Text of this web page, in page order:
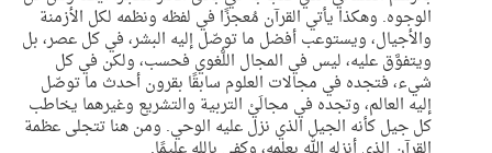
الوجوه. وهكذا يأتي القرآن مُعجزًا في لفظه ونظمه لكل الأزمنة
والأجيال، ويستوعب أفضل ما توصّل إليه البشر، في كل عصر، بل
ويتفوَّق عليه، ليس في المجال اللُّغوي فحسب، ولكن في كل
شيء، فتجده في مجالات العلوم سابقًا بقرون أحدث ما توصّل
إليه العالم، وتجده في مجالَيْ التربية والتشريع وغيرهما يخاطب
كل جيل كأنه الجيل الذي نزل عليه الوحي. ومن هنا تتجلى عظمة